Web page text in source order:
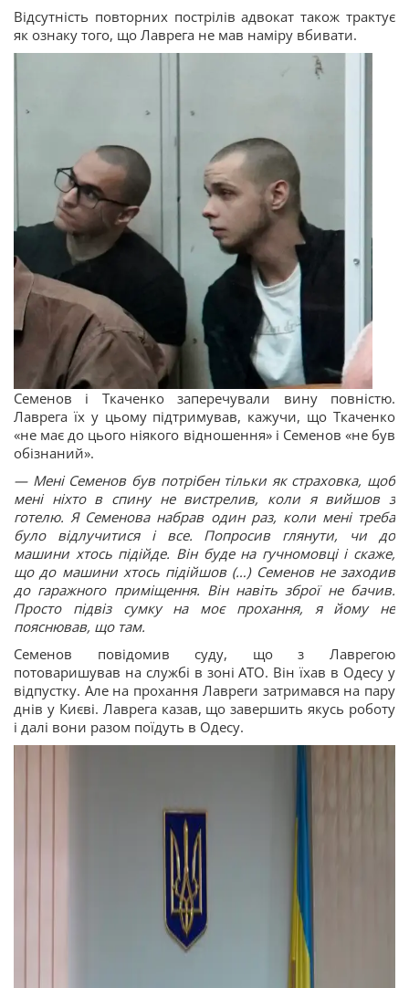
Відсутність повторних пострілів адвокат також трактує
як ознаку того, що Лаврега не мав наміру вбивати.
Семенов і Ткаченко заперечували вину повністю.
Лаврега їх у цьому підтримував, кажучи, що Ткаченко
«не має до цього ніякого відношення» і Семенов «не був
обізнаний».
— Мені Семенов був потрібен тільки як страховка, щоб
мені ніхто в спину не вистрелив, коли я вийшов з
готелю. Я Семенова набрав один раз, коли мені треба
було відлучитися і все. Попросив глянути, чи до
машини хтось підійде. Він буде на гучномовці і скаже,
що до машини хтось підійшов (…) Семенов не заходив
до гаражного приміщення. Він навіть зброї не бачив.
Просто підвіз сумку на моє прохання, я йому не
пояснював, що там.
Семенов повідомив суду, що з Лаврегою
потоваришував на службі в зоні АТО. Він їхав в Одесу у
відпустку. Але на прохання Лавреги затримався на пару
днів у Києві. Лаврега казав, що завершить якусь роботу
і далі вони разом поїдуть в Одесу.